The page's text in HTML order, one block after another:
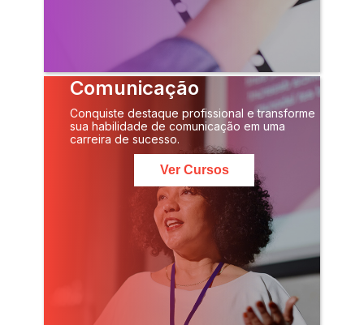
Comunicação
Conquiste destaque profissional e transforme
sua habilidade de comunicação em uma
carreira de sucesso.
Ver Cursos